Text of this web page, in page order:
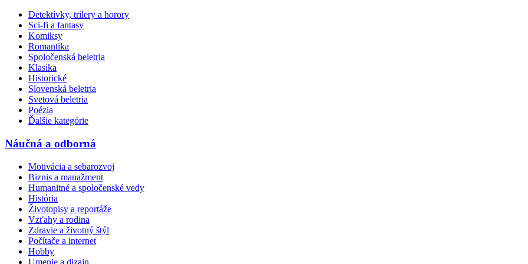
Detektívky, trilery a horory
Sci-fi a fantasy
Komiksy
Romantika
Spoločenská beletria
Klasika
Historické
Slovenská beletria
Svetová beletria
Poézia
Ďalšie kategórie
Náučná a odborná
Motivácia a sebarozvoj
Biznis a manažment
Humanitné a spoločenské vedy
História
Životopisy a reportáže
Vzťahy a rodina
Zdravie a životný štýl
Počítače a internet
Hobby
Umenie a dizajn